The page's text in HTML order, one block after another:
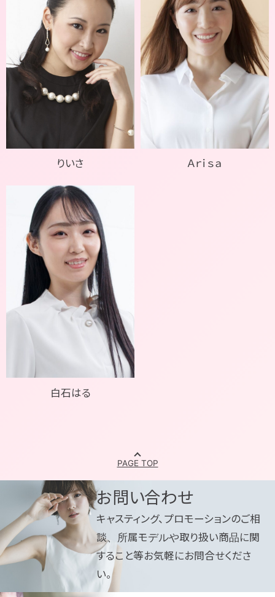
りいさ Ａｒｉｓａ
白石はる
お問い合わせ
キャスティング、プロモーションのご相
談、所属モデルや取り扱い商品に関
すること等お気軽にお問合せくださ
い。